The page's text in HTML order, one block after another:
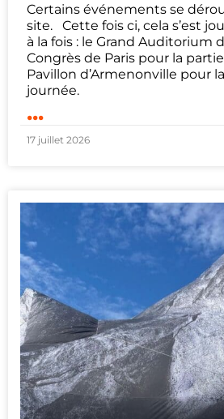
Certains événements se
site. Cette fois ci, cela s’est
à la fois : le Grand Auditorium
Congrès de Paris pour la
Pavillon d’Armenonville pour
journée.
...
17 juillet 2026